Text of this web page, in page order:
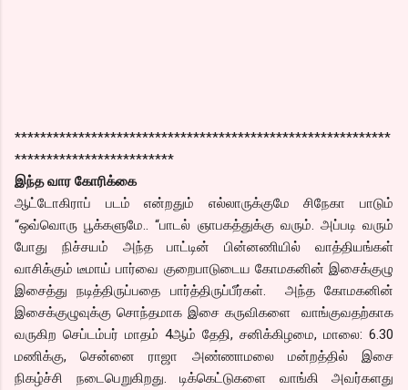
***********************************************************
*************************
இந்த வார கோரிக்கை
ஆட்டோகிராப் படம் என்றதும் எல்லாருக்குமே சிநேகா பாடும்
“ஒவ்வொரு பூக்களுமே.. “பாடல் ஞாபகத்துக்கு வரும். அப்படி வரும்
போது நிச்சயம் அந்த பாட்டின் பின்னணியில் வாத்தியங்கள்
வாசிக்கும் டீமாய் பார்வை குறைபாடுடைய கோமகனின் இசைக்குழு
இசைத்து நடித்திருப்பதை பார்த்திருப்பீர்கள். அந்த கோமகனின்
இசைக்குழுவுக்கு சொந்தமாக இசை கருவிகளை வாங்குவதற்காக
வருகிற செப்டம்பர் மாதம் 4ஆம் தேதி, சனிக்கிழமை, மாலை: 6.30
மணிக்கு, சென்னை ராஜா அண்ணாமலை மன்றத்தில் இசை
நிகழ்ச்சி நடைபெறுகிறது. டிக்கெட்டுகளை வாங்கி அவர்களது